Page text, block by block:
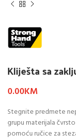
Kliješta sa
0.00KM
Stegnite predmete
grupu materijala
pomoću ručice za